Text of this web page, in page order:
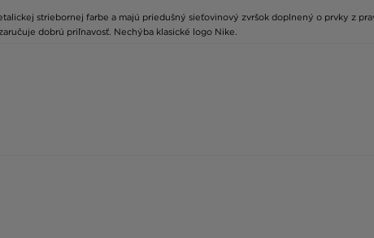
striebornej farbe a majú priedušný sieťovinový zvršok doplnený o prvky z
dobrú priľnavosť. Nechýba klasické logo Nike.